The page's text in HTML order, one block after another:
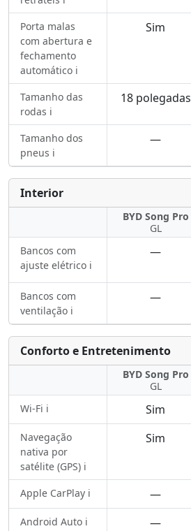
Porta malas
com abertura e
fechamento
automático ℹ️
Sim
Tamanho das
rodas ℹ️
18 polegadas
Tamanho dos
pneus ℹ️
—
Interior
BYD Song Pro
GL
Bancos com
ajuste elétrico ℹ️
—
Bancos com
ventilação ℹ️
—
Conforto e Entretenimento
BYD Song Pro
GL
Wi-Fi ℹ️
Sim
Navegação
nativa por
satélite (GPS) ℹ️
Sim
Apple CarPlay ℹ️ —
Android Auto ℹ️ —